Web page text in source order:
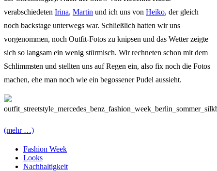
verabschiedeten Irina, Martin und ich uns von Heiko, der gleich
noch backstage unterwegs war. Schließlich hatten wir uns
vorgenommen, noch Outfit-Fotos zu knipsen und das Wetter zeigte
sich so langsam ein wenig stürmisch. Wir rechneten schon mit dem
Schlimmsten und stellten uns auf Regen ein, also fix noch die Fotos
machen, ehe man noch wie ein begossener Pudel aussieht.
(mehr …)
Fashion Week
Looks
Nachhaltigkeit